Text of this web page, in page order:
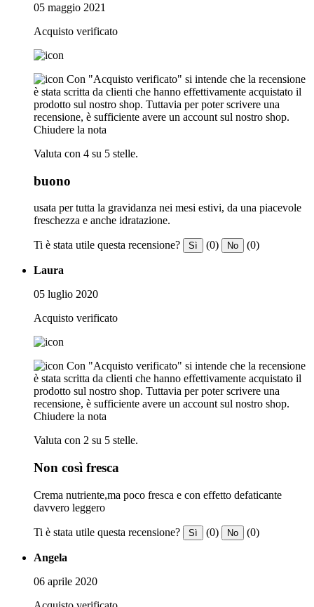
05 maggio 2021
Acquisto verificato
Con "Acquisto verificato" si intende che la recensione
è stata scritta da clienti che hanno effettivamente acquistato il
prodotto sul nostro shop. Tuttavia per poter scrivere una
recensione, è sufficiente avere un account sul nostro shop.
Chiudere la nota
Valuta con 4 su 5 stelle.
buono
usata per tutta la gravidanza nei mesi estivi, da una piacevole
freschezza e anche idratazione.
Ti è stata utile questa recensione? Sì (0) No (0)
Laura
05 luglio 2020
Acquisto verificato
Con "Acquisto verificato" si intende che la recensione
è stata scritta da clienti che hanno effettivamente acquistato il
prodotto sul nostro shop. Tuttavia per poter scrivere una
recensione, è sufficiente avere un account sul nostro shop.
Chiudere la nota
Valuta con 2 su 5 stelle.
Non così fresca
Crema nutriente,ma poco fresca e con effetto defaticante
davvero leggero
Ti è stata utile questa recensione? Sì (0) No (0)
Angela
06 aprile 2020